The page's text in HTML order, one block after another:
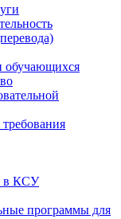
обучающихся
в КСУ
программы для